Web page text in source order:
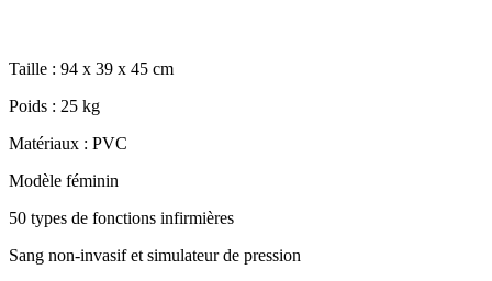
Taille : 94 x 39 x 45 cm
Poids : 25 kg
Matériaux : PVC
Modèle féminin
50 types de fonctions infirmières
Sang non-invasif et simulateur de pression